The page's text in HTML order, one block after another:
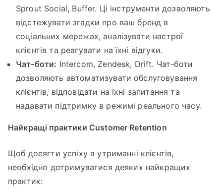
Sprout Social, Buffer. Ці інструменти дозволяють
відстежувати згадки про ваш бренд в
соціальних мережах, аналізувати настрої
клієнтів та реагувати на їхні відгуки.
Чат-боти: Intercom, Zendesk, Drift. Чат-боти
дозволяють автоматизувати обслуговування
клієнтів, відповідати на їхні запитання та
надавати підтримку в режимі реального часу.
Найкращі практики Customer Retention
Щоб досягти успіху в утриманні клієнтів,
необхідно дотримуватися деяких найкращих
практик: